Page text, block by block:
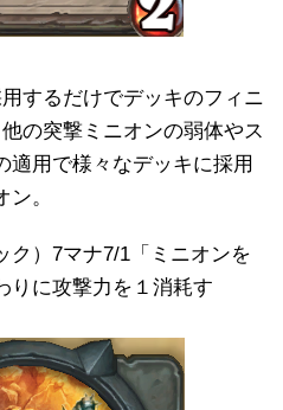
するだけでデッキのフィニ
の突撃ミニオンの弱体やス
適用で様々なデッキに採用
。
ク）7マナ7/1「ミニオンを
りに攻撃力を１消耗す